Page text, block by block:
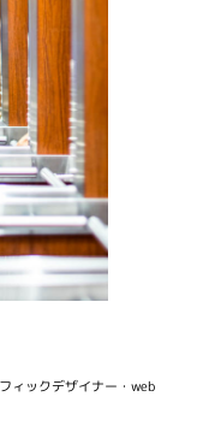
ィックデザイナー・web